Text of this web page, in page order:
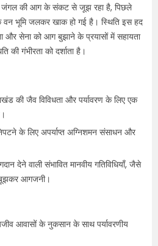
जंगल की आग के संकट से जूझ रहा है, पिछले
भूमि जलकर खाक हो गई है। स्थिति इस हद
और सेना को आग बुझाने के प्रयासों में सहायता
की गंभीरता को दर्शाता है।
की जैव विविधता और पर्यावरण के लिए एक
के लिए अपर्याप्त अग्निशमन संसाधन और
देने वाली संभावित मानवीय गतिविधियाँ, जैसे
आगजनी।
आवासों के नुकसान के साथ पर्यावरणीय